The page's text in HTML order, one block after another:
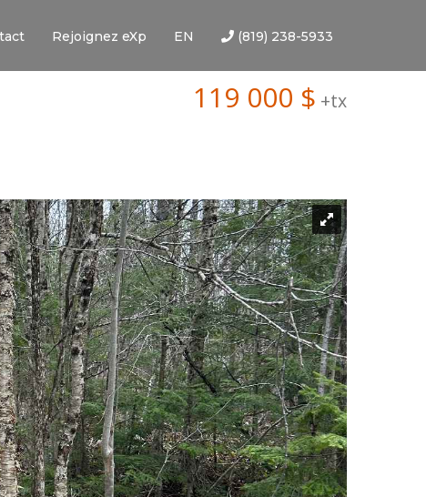
Rejoignez eXp EN (819) 238-5933
119 000 $ +tx